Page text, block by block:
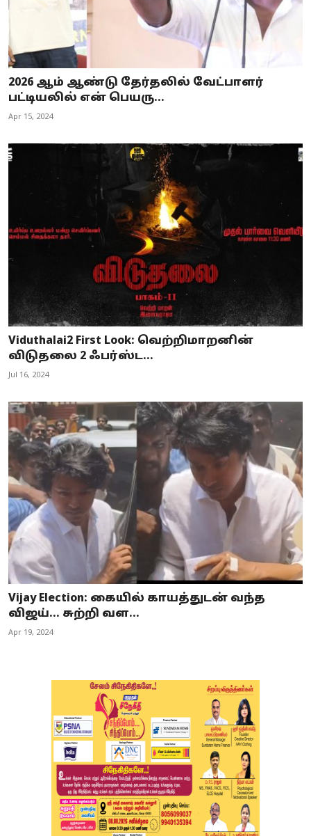
2026 ஆம் ஆண்டு தேர்தலில் வேட்பாளர்
பட்டியலில் என் பெயரு...
Apr 15, 2024
Viduthalai2 First Look: வெற்றிமாறனின்
விடுதலை 2 ஃபர்ஸ்ட...
Jul 16, 2024
Vijay Election: கையில் காயத்துடன் வந்த
விஜய்… சுற்றி வள...
Apr 19, 2024